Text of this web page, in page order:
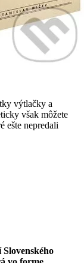
výtlačky a
však môžete
ešte nepredali
Slovenského